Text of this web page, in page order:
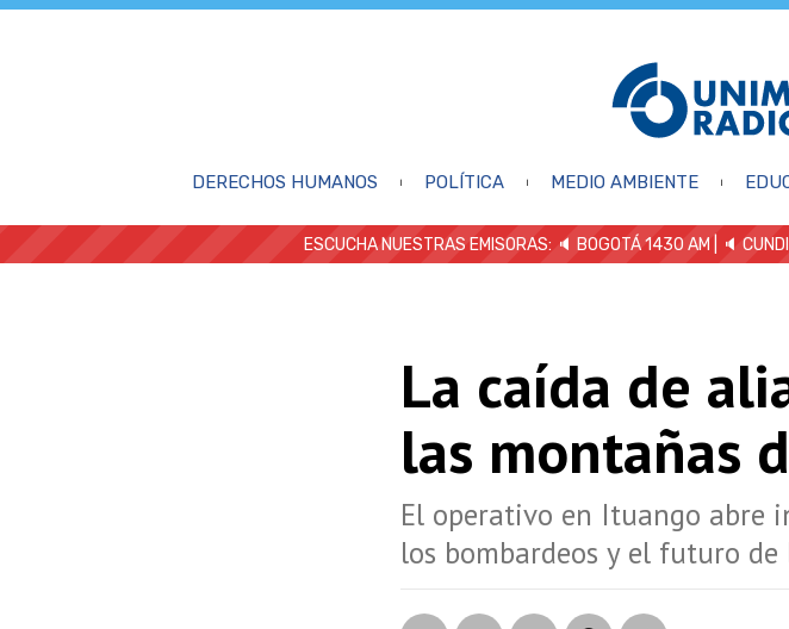
DERECHOS HUMANOS POLÍTICA MEDIO AMBIENTE
ESCUCHA NUESTRAS EMISORAS: 🔈 BOGOTÁ 1430 AM | 🔈
La caída de
las montañas
El operativo en Ituango abre
los bombardeos y el futuro